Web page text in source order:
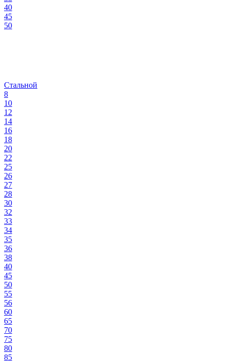
40
45
50
Стальной
8
10
12
14
16
18
20
22
25
26
27
28
30
32
33
34
35
36
38
40
45
50
55
56
60
65
70
75
80
85